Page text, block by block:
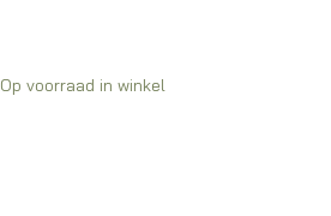
Op voorraad in winkel